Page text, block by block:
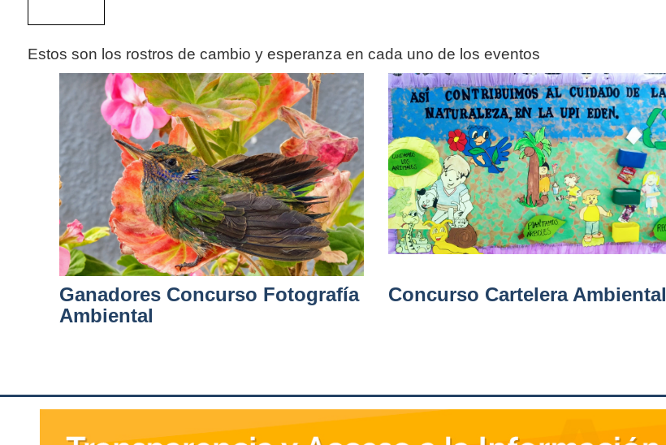
Estos son los rostros de cambio y esperanza en cada uno de los eventos
Ganadores Concurso Fotografía
Ambiental
Concurso Cartelera Ambiental